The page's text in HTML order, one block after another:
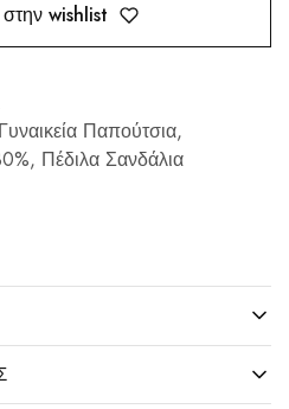
wishlist
Παπούτσια,
, Πέδιλα Σανδάλια